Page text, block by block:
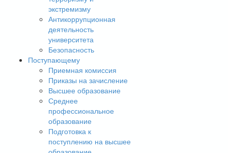
экстремизму
Антикоррупционная
деятельность
университета
Безопасность
Поступающему
Приемная комиссия
Приказы на зачисление
Высшее образование
Среднее
профессиональное
образование
Подготовка к
поступлению на высшее